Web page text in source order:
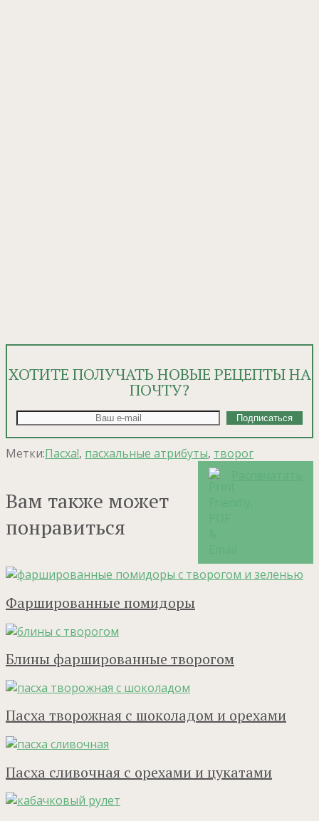
ХОТИТЕ ПОЛУЧАТЬ НОВЫЕ РЕЦЕПТЫ НА
ПОЧТУ?
Метки:Пасха!, пасхальные атрибуты, творог
Вам также может
понравиться
Фаршированные помидоры
Блины фаршированные творогом
Пасха творожная с шоколадом и орехами
Пасха сливочная с орехами и цукатами